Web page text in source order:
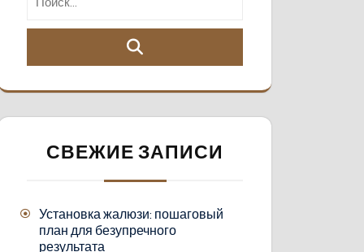
СВЕЖИЕ ЗАПИСИ
Установка жалюзи: пошаговый
план для безупречного
результата